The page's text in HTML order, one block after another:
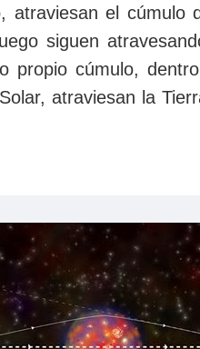
atraviesan el
siguen
propio cúmulo,
atraviesan la